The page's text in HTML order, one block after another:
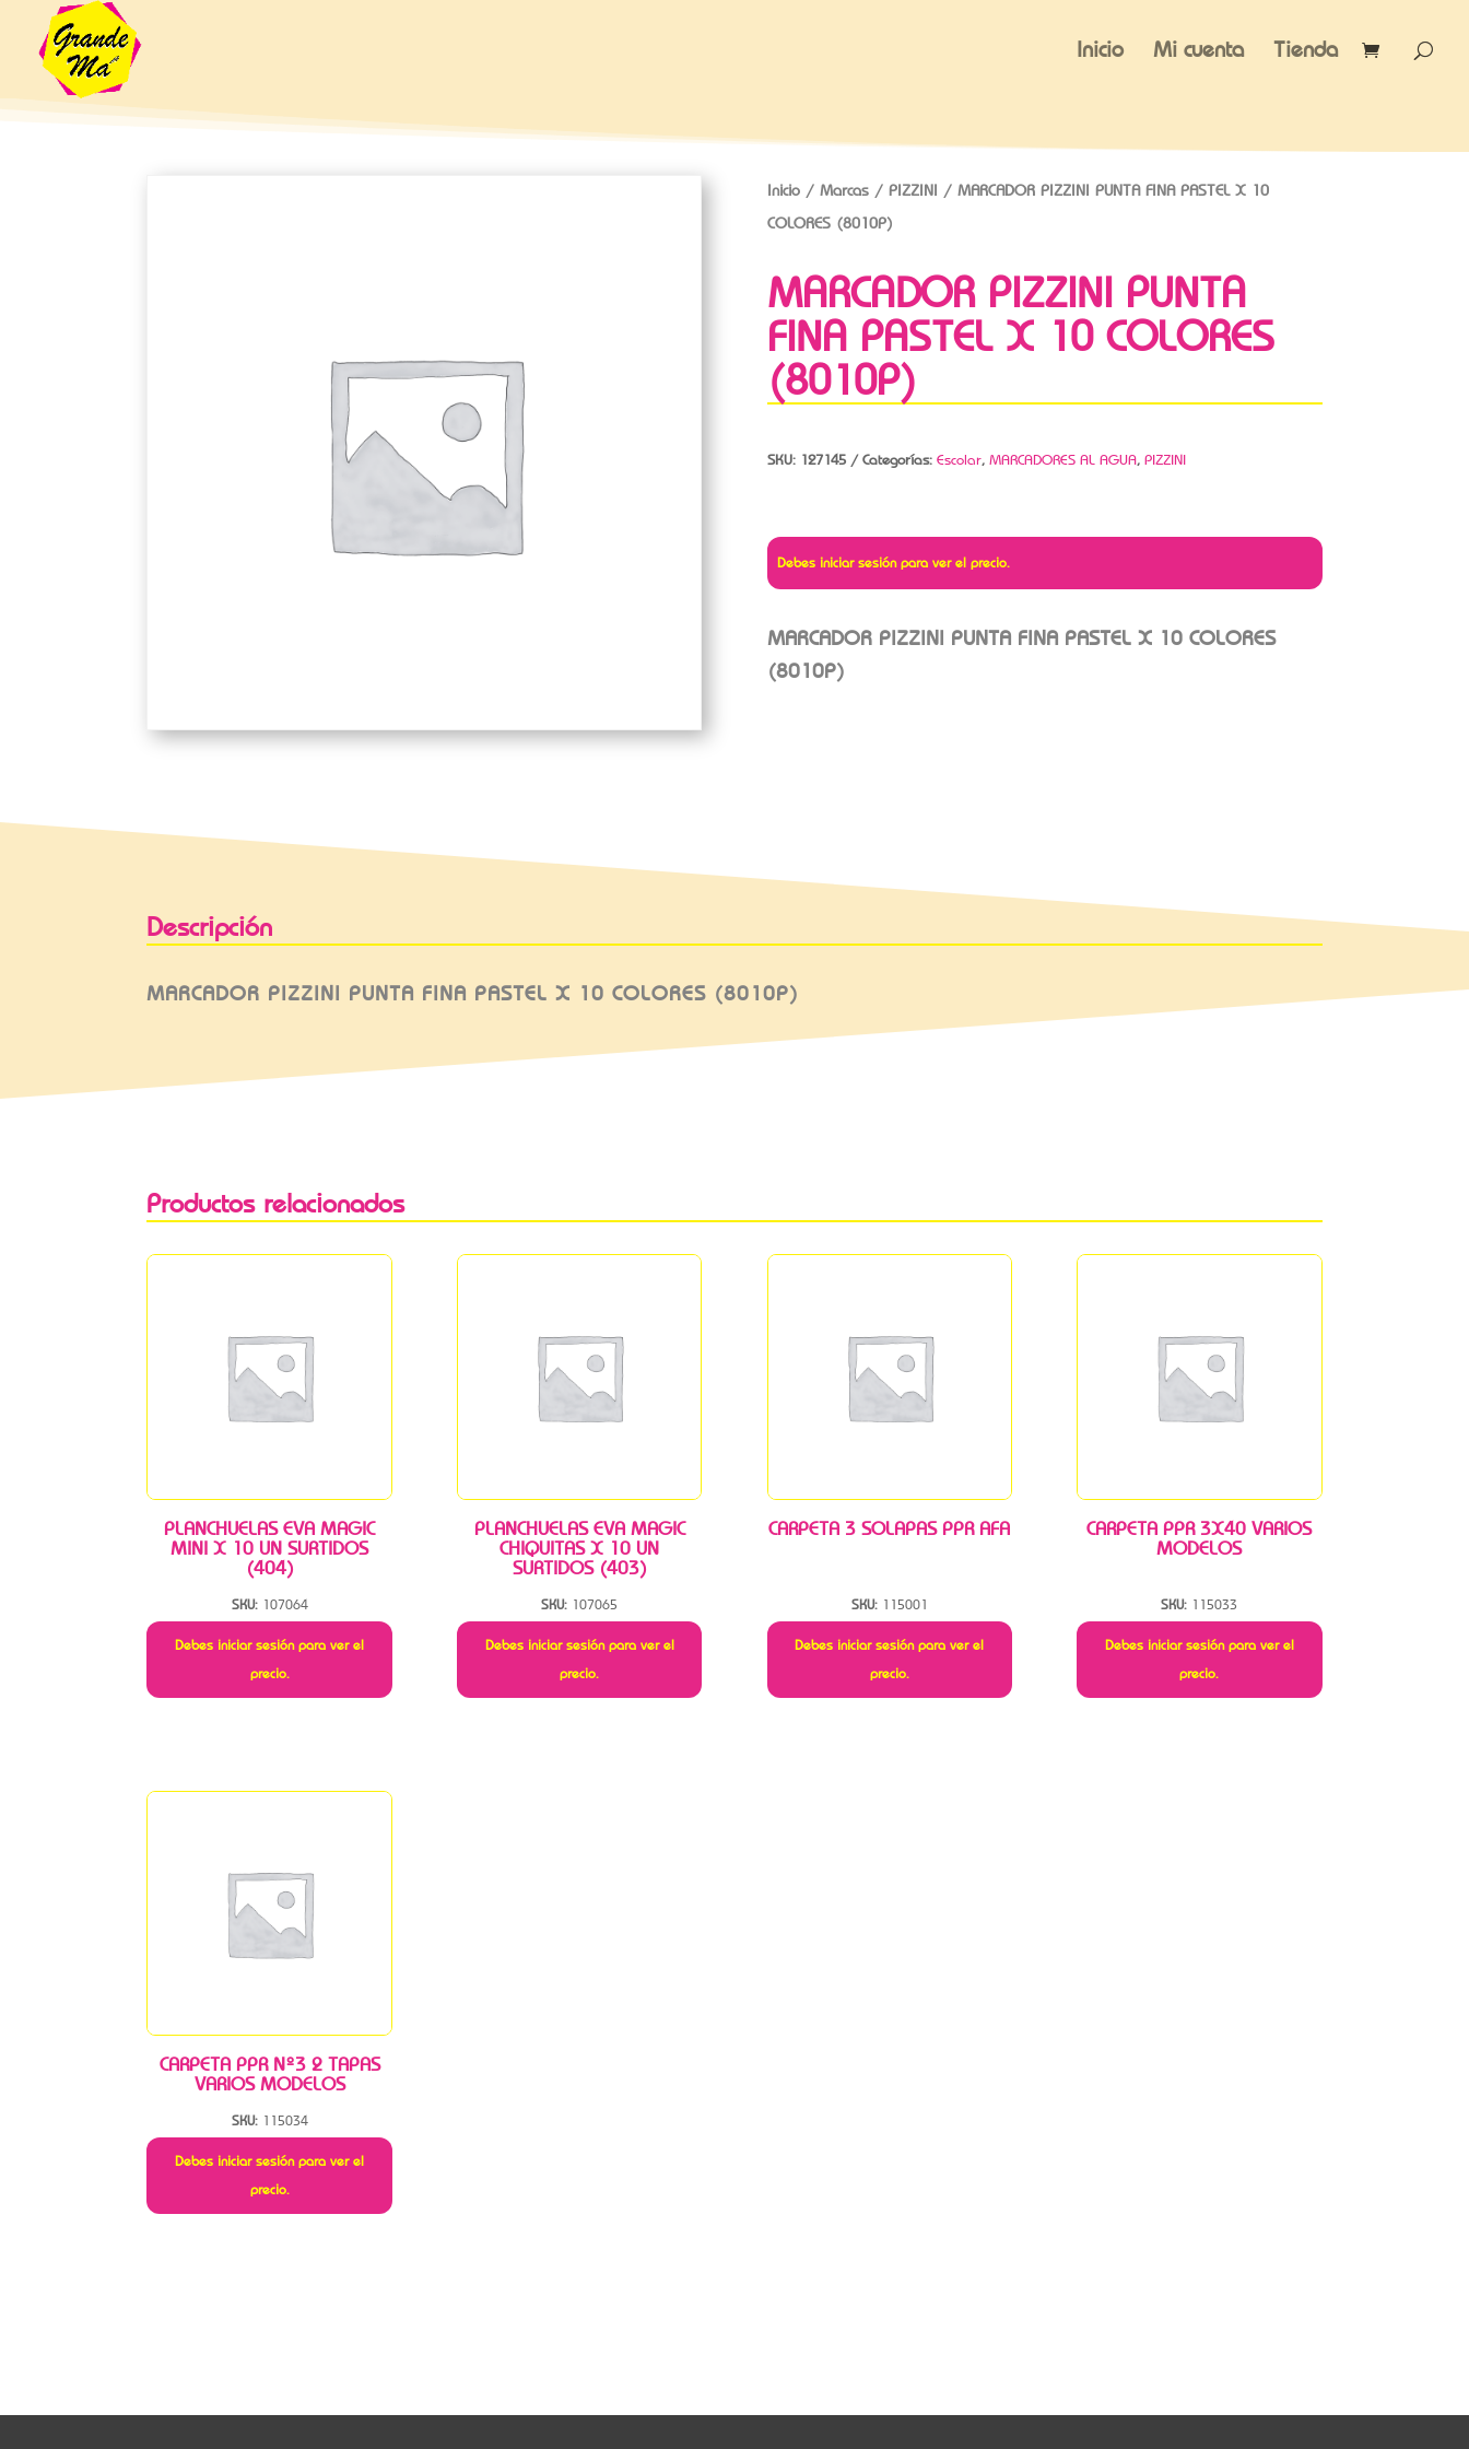
Inicio Mi cuenta Tienda
Inicio/ Marcas/ PIZZINI / MARCADOR PIZZINI PUNTA FINA PASTEL X 10
COLORES (8010P)
MARCADOR PIZZINI PUNTA
FINA PASTEL X 10 COLORES
(8010P)
SKU: 127145 Categorías: Escolar, MARCADORES AL AGUA, PIZZINI
Debes iniciar sesión para ver el precio.
MARCADOR PIZZINI PUNTA FINA PASTEL X 10 COLORES
(8010P)
Descripción
MARCADOR PIZZINI PUNTA FINA PASTEL X 10 COLORES (8010P)
Productos relacionados
PLANCHUELAS EVA MAGIC
MINI X 10 UN SURTIDOS
(404)
SKU: 107064
Debes iniciar sesión para ver el
precio.
PLANCHUELAS EVA MAGIC
CHIQUITAS X 10 UN
SURTIDOS (403)
SKU: 107065
Debes iniciar sesión para ver el
precio.
CARPETA 3 SOLAPAS PPR AFA
SKU: 115001
Debes iniciar sesión para ver el
precio.
CARPETA PPR 3X40 VARIOS
MODELOS
SKU: 115033
Debes iniciar sesión para ver el
precio.
CARPETA PPR Nº3 2 TAPAS
VARIOS MODELOS
SKU: 115034
Debes iniciar sesión para ver el
precio.